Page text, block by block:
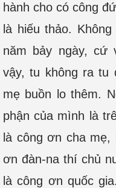
hành cho có công
là hiếu thảo.
năm bảy ngày, cứ
vậy, tu không ra tu
mẹ buồn lo thêm.
phận của mình là
là công ơn cha
ơn đàn-na thí chủ
là công ơn quốc